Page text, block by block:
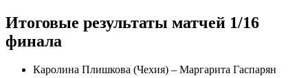
Итоговые результаты матчей 1/16
финала
Каролина Плишкова (Чехия) – Маргарита Гаспарян